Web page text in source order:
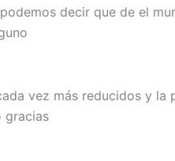
decir que de el
vez más reducidos y
gracias